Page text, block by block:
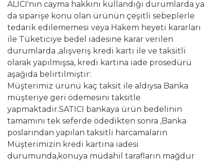
ALICI'nın cayma hakkını kullandığı durumlarda ya
da siparişe konu olan ürünün çeşitli sebeplerle
tedarik edilememesi veya Hakem heyeti kararları
ile Tüketiciye bedel iadesine karar verilen
durumlarda ,alışveriş kredi kartı ile ve taksitli
olarak yapılmışsa, kredi kartına iade prosedürü
aşağıda belirtilmiştir:
Müşterimiz ürünü kaç taksit ile aldıysa Banka
müşteriye geri ödemesini taksitle
yapmaktadır.SATICI bankaya ürün bedelinin
tamamını tek seferde ödedikten sonra ,Banka
poslarından yapılan taksitli harcamaların
Müşterimizin kredi kartına iadesi
durumunda,konuya müdahil tarafların mağdur